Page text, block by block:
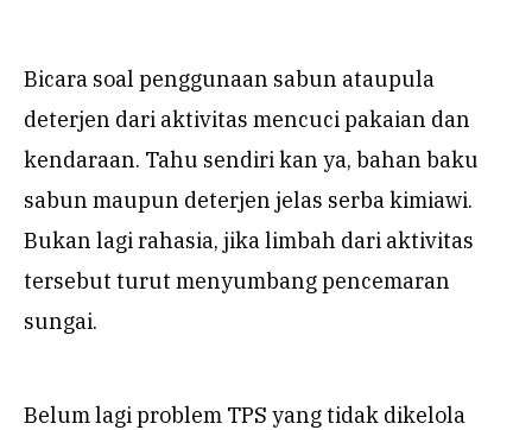
Bicara soal penggunaan sabun ataupula
deterjen dari aktivitas mencuci pakaian dan
kendaraan. Tahu sendiri kan ya, bahan baku
sabun maupun deterjen jelas serba kimiawi.
Bukan lagi rahasia, jika limbah dari aktivitas
tersebut turut menyumbang pencemaran
sungai.
Belum lagi problem TPS yang tidak dikelola